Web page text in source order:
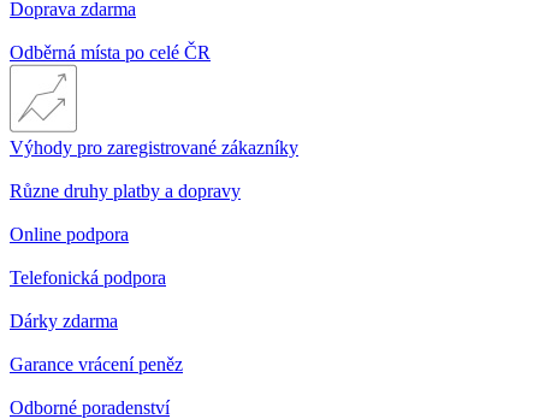
Doprava zdarma
Odběrná místa po celé ČR
Výhody pro zaregistrované zákazníky
Různe druhy platby a dopravy
Online podpora
Telefonická podpora
Dárky zdarma
Garance vrácení peněz
Odborné poradenství